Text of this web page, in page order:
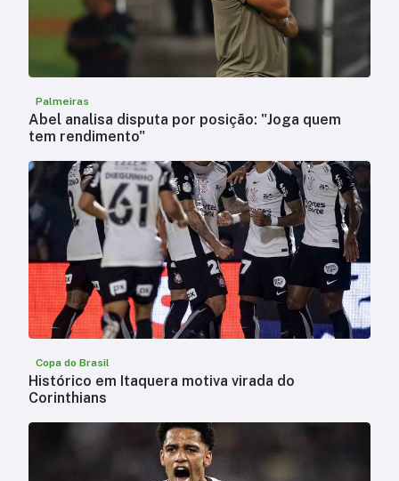
Palmeiras
Abel analisa disputa por posição: "Joga quem
tem rendimento"
Copa do Brasil
Histórico em Itaquera motiva virada do
Corinthians